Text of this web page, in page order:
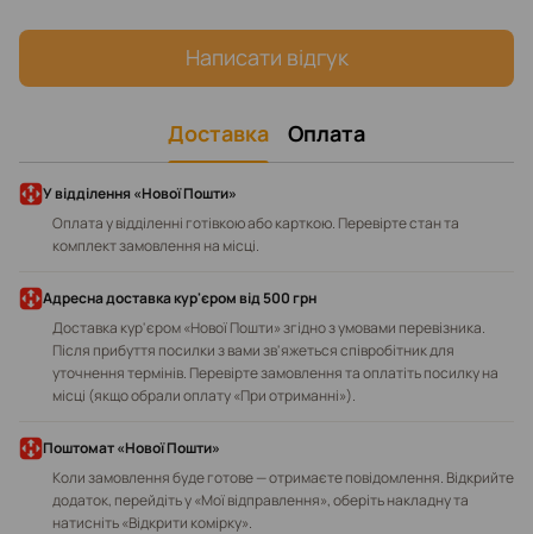
Написати відгук
Доставка Оплата
У відділення «Нової Пошти»
Оплата у відділенні готівкою або карткою. Перевірте стан та
комплект замовлення на місці.
Адресна доставка кур'єром від 500 грн
Доставка кур'єром «Нової Пошти» згідно з умовами перевізника.
Після прибуття посилки з вами зв'яжеться співробітник для
уточнення термінів. Перевірте замовлення та оплатіть посилку на
місці (якщо обрали оплату «При отриманні»).
Поштомат «Нової Пошти»
Коли замовлення буде готове — отримаєте повідомлення. Відкрийте
додаток, перейдіть у «Мої відправлення», оберіть накладну та
натисніть «Відкрити комірку».